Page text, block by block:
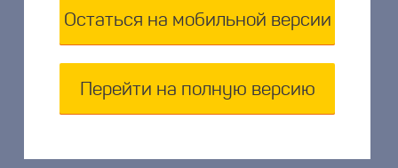
Остаться на мобильной версии
Перейти на полную версию